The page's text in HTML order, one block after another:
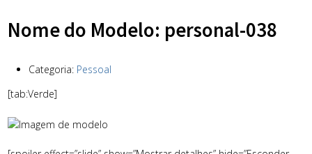
Nome do Modelo: personal-038
Categoria: Pessoal
[tab:Verde]